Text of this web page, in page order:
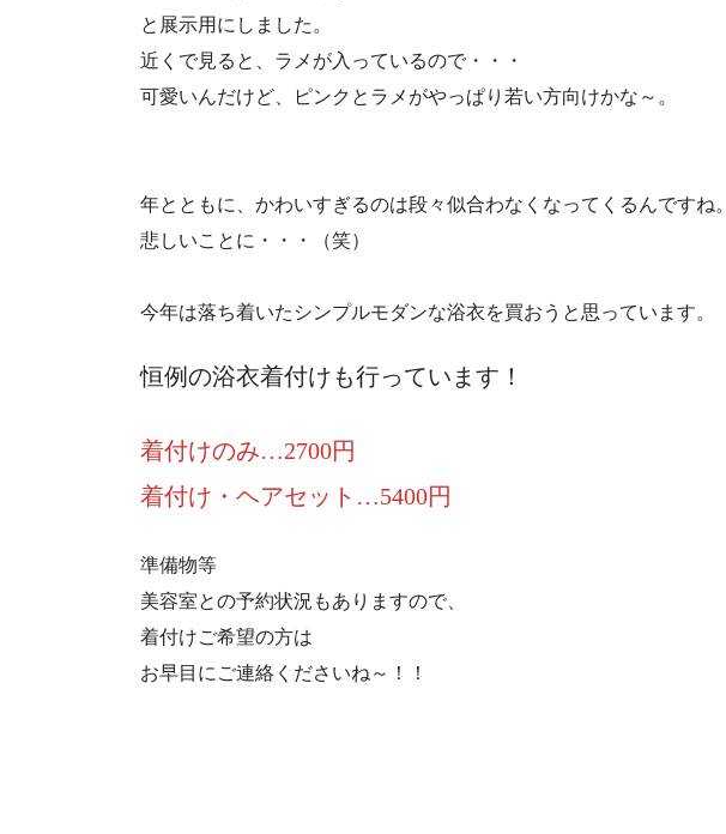
と展示用にしました。
近くで見ると、ラメが入っているので・・・
可愛いんだけど、ピンクとラメがやっぱり若い方向けかな～。
年とともに、かわいすぎるのは段々似合わなくなってくるんですね。
悲しいことに・・・（笑）
今年は落ち着いたシンプルモダンな浴衣を買おうと思っています。
恒例の浴衣着付けも行っています！
着付けのみ…2700円
着付け・ヘアセット…5400円
準備物等
美容室との予約状況もありますので、
着付けご希望の方は
お早目にご連絡くださいね～！！